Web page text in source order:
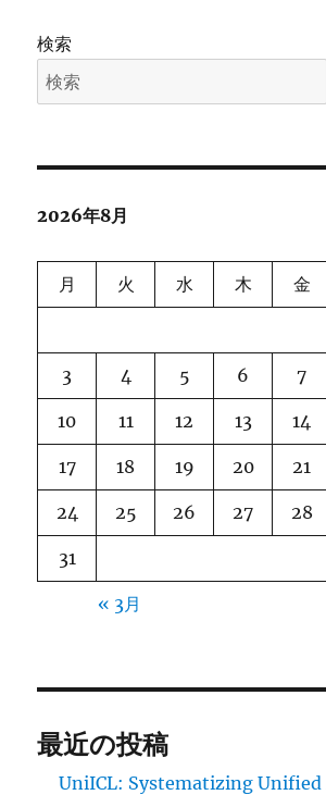
モ
ー
ダ
ル
大
前
習
モ
デ
に
検索
2026年8月
月 火 水 木 金
3 4 5 6 7
10 11 12 13 14
17 18 19 20 21
24 25 26 27 28
31
« 3月
最近の投稿
UniICL: Systematizing